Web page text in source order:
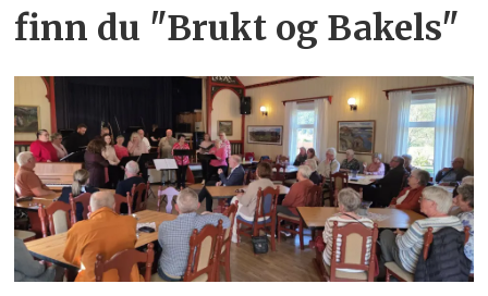
finn du "Brukt og Bakels"